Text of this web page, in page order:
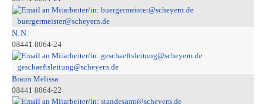
buergermeister@scheyern.de
N. N.
08441 8064-24
geschaeftsleitung@scheyern.de
Braun Melissa
08441 8064-22